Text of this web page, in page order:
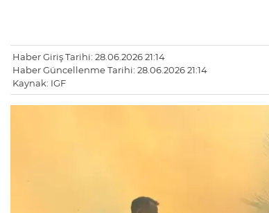
Haber Giriş Tarihi: 28.06.2026 21:14
Haber Güncellenme Tarihi: 28.06.2026 21:14
Kaynak: IGF